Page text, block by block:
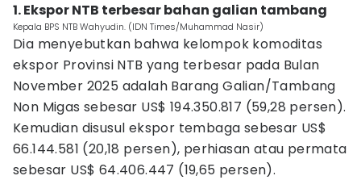
1. Ekspor NTB terbesar bahan galian tambang
Kepala BPS NTB Wahyudin. (IDN Times/Muhammad Nasir)
Dia menyebutkan bahwa kelompok komoditas
ekspor Provinsi NTB yang terbesar pada Bulan
November 2025 adalah Barang Galian/Tambang
Non Migas sebesar US$ 194.350.817 (59,28 persen).
Kemudian disusul ekspor tembaga sebesar US$
66.144.581 (20,18 persen), perhiasan atau permata
sebesar US$ 64.406.447 (19,65 persen).